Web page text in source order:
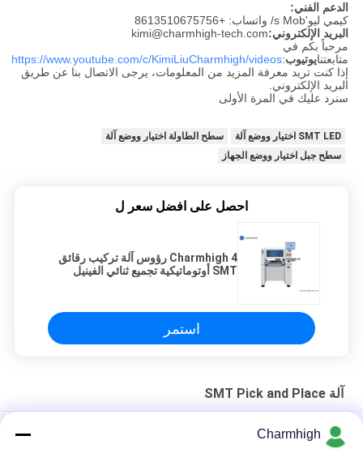
الدعم الفني:
كيمي ليو's Mob/ واتساب: +8613510675756
البريد الإلكتروني:kimi@charmhigh-tech.com
مرحباً بكم في
متابعتنايوتيوب:
https://www.youtube.com/c/KimiLiuCharmhigh/videos
إذا كنت تريد معرفة المزيد من المعلومات، يرجى الاتصال بنا عن طريق
البريد الإلكتروني.
سنرد عليك في المرة الأولى
SMT LED اختيار ووضع آلة
سطح الطاولة اختيار ووضع آلة
سطح جبل اختيار ووضع الجهاز
احصل على افضل سعر ل
Charmhigh 4 رؤوس آلة تركيب رقائق
SMT أوتوماتيكية تجميع ثنائي الفينيل
استمر
آلة SMT Pick and Place
الهيكل الحديدي الصلب 4-الرأس CHM-551P SMD اختيار ووضع آلة
Charmhigh